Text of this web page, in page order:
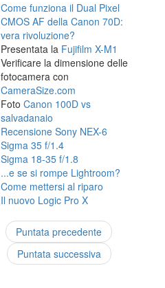
Come funziona il Dual Pixel
CMOS AF della Canon 70D:
vera rivoluzione?
Presentata la Fujifilm X-M1
Verificare la dimensione delle
fotocamera con
CameraSize.com
FotoCanon 100D vs
salvadanaio
Recensione Sony NEX-6
Sigma 35 f/1.4
Sigma 18-35 f/1.8
...e se si rompe Lightroom?
Come mettersi al riparo
Il nuovo Logic Pro X
Puntata precedente
Puntata successiva